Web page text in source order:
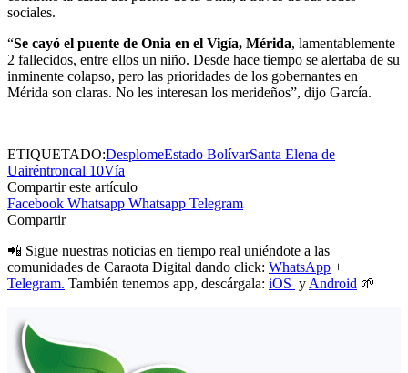
sociales.
“Se cayó el puente de Onia en el Vigía, Mérida, lamentablemente
2 fallecidos, entre ellos un niño. Desde hace tiempo se alertaba de su
inminente colapso, pero las prioridades de los gobernantes en
Mérida son claras. No les interesan los merideños”, dijo García.
ETIQUETADO:DesplomeEstado BolívarSanta Elena de
Uairéntroncal 10Vía
Compartir este artículo
Facebook Whatsapp Whatsapp Telegram
Compartir
📲 Sigue nuestras noticias en tiempo real uniéndote a las
comunidades de Caraota Digital dando click: WhatsApp +
Telegram. También tenemos app, descárgala: iOS y Android 🌱